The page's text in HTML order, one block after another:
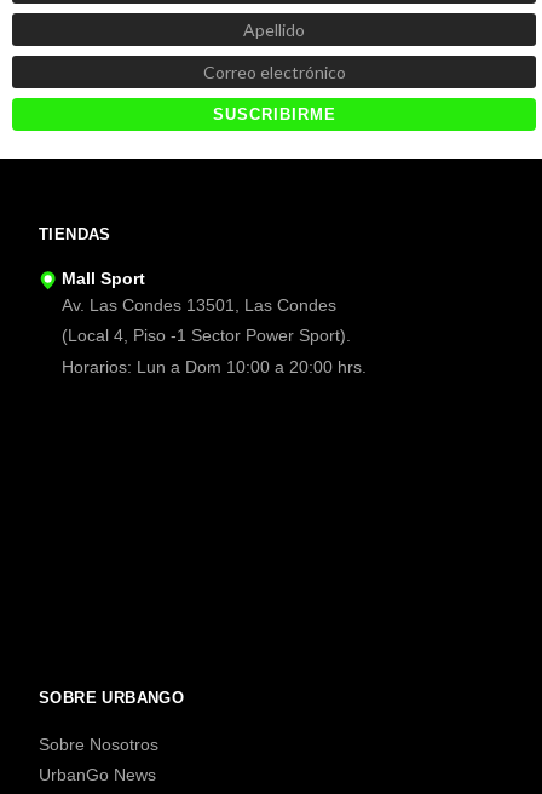
TIENDAS
Mall Sport
Av. Las Condes 13501, Las Condes
(Local 4, Piso -1 Sector Power Sport).
Horarios: Lun a Dom 10:00 a 20:00 hrs.
SOBRE URBANGO
Sobre Nosotros
UrbanGo News